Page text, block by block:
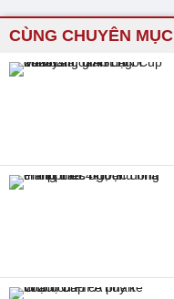
CÙNG CHUYÊN MỤC